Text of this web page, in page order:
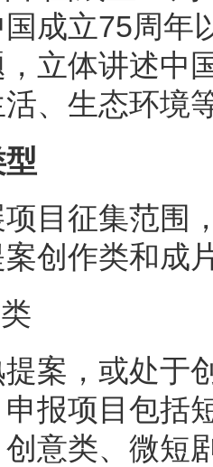
成立75周年
立体讲述中
、生态环境
目征集范围
创作类和成
案，或处于
报项目包括
意类、微短